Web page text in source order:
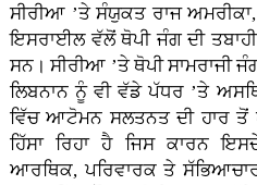
ਸੀਰੀਆ ’ਤੇ ਸੰਯੁਕਤ ਰਾਜ
ਇਸਰਾਈਲ ਵੱਲੋਂ ਥੋਪੀ ਜੰਗ ਦੀ
ਸਨ। ਸੀਰੀਆ ’ਤੇ ਥੋਪੀ ਸਾਮਰਾਜੀ
ਲਿਬਨਾਨ ਨੂੰ ਵੀ ਵੱਡੇ ਪੱਧਰ ’ਤੇ
ਵਿੱਚ ਆਟੋਮਨ ਸਲਤਨਤ ਦੀ ਹਾਰ ਤੋਂ
ਹਿੱਸਾ ਰਿਹਾ ਹੈ ਜਿਸ ਕਾਰਨ
ਆਰਥਿਕ, ਪਰਿਵਾਰਕ ਤੇ